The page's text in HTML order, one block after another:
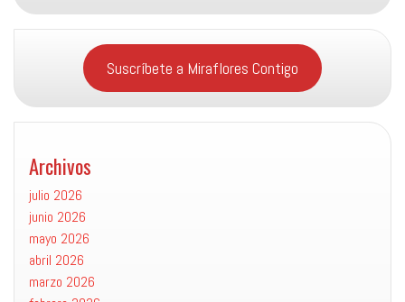
Suscríbete a Miraflores Contigo
Archivos
julio 2026
junio 2026
mayo 2026
abril 2026
marzo 2026